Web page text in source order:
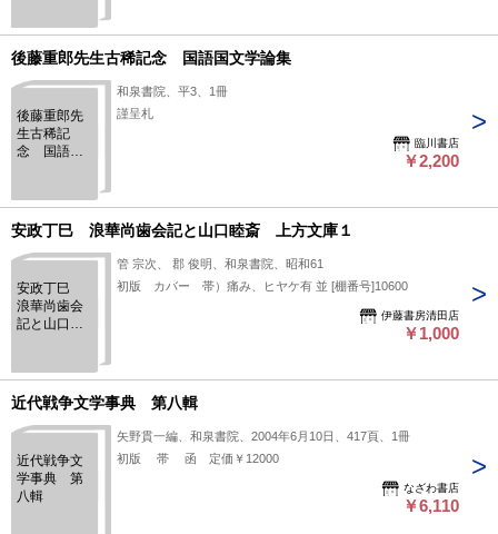
後藤重郎先生古稀記念 国語国文学論集
後藤重郎先
生古稀記
念 国語国
和泉書院、平3、1冊
謹呈札
臨川書店
￥2,200
安政丁巳 浪華尚歯会記と山口睦斎 上方文庫１
安政丁巳
浪華尚歯会
記と山口睦
管 宗次、 郡 俊明、和泉書院、昭和61
初版 カバー 帯）痛み、ヒヤケ有 並 [棚番号]10600
伊藤書房清田店
￥1,000
近代戦争文学事典 第八輯
近代戦争文
学事典 第
八輯
矢野貫一編、和泉書院、2004年6月10日、417頁、1冊
初版 帯 函 定価￥12000
なざわ書店
￥6,110